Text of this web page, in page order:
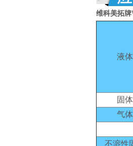
维科美拓牌
液体
固体
气体
不溶性